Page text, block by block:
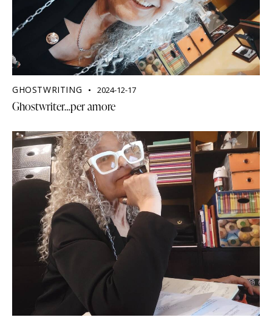
GHOSTWRITING 2024-12-17
Ghostwriter…per amore